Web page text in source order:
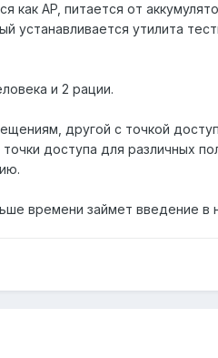
как AP, питается от
устанавливается утилита
и 2 рации.
другой с точкой
доступа для различных
времени займет введение